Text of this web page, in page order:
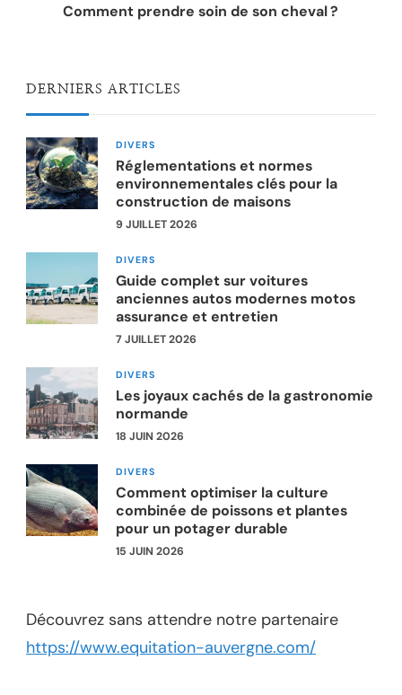
Comment prendre soin de son cheval ?
DERNIERS ARTICLES
DIVERS
Réglementations et normes
environnementales clés pour la
construction de maisons
9 JUILLET 2026
DIVERS
Guide complet sur voitures
anciennes autos modernes motos
assurance et entretien
7 JUILLET 2026
DIVERS
Les joyaux cachés de la gastronomie
normande
18 JUIN 2026
DIVERS
Comment optimiser la culture
combinée de poissons et plantes
pour un potager durable
15 JUIN 2026
Découvrez sans attendre notre partenaire
https://www.equitation-auvergne.com/